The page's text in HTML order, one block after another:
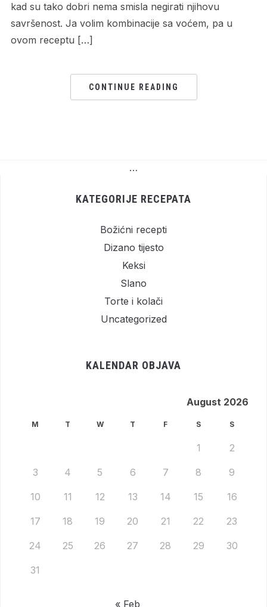
kad su tako dobri nema smisla negirati njihovu
savršenost. Ja volim kombinacije sa voćem, pa u
ovom receptu […]
CONTINUE READING
…
KATEGORIJE RECEPATA
Božićni recepti
Dizano tijesto
Keksi
Slano
Torte i kolači
Uncategorized
KALENDAR OBJAVA
August 2026
M T W T F S S
1 2
3 4 5 6 7 8 9
10 11 12 13 14 15 16
17 18 19 20 21 22 23
24 25 26 27 28 29 30
31
« Feb